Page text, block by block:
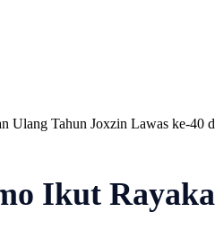
Ulang Tahun Joxzin Lawas ke-40
Ikut